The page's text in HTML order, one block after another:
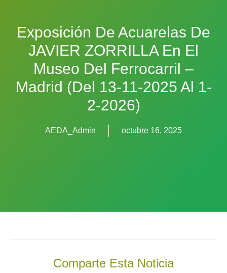
Exposición De Acuarelas De
JAVIER ZORRILLA En El
Museo Del Ferrocarril –
Madrid (del 13-11-2025 Al 1-
2-2026)
AEDA_Admin octubre 16, 2025
Comparte Esta Noticia